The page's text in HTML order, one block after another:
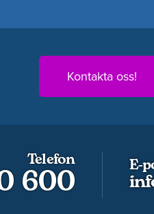
Kontakta oss!
Telefon
600 E-